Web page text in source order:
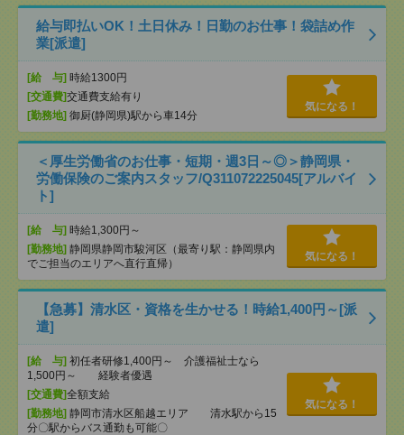
給与即払いOK！土日休み！日勤のお仕事！袋詰め作
業[派遣]
[給 与] 時給1300円
[交通費]交通費支給有り
[勤務地] 御厨(静岡県)駅から車14分
気になる！
＜厚生労働省のお仕事・短期・週3日～◎＞静岡県・
労働保険のご案内スタッフ/Q311072225045[アルバイ
ト]
[給 与] 時給1,300円～
[勤務地] 静岡県静岡市駿河区（最寄り駅：静岡県内
でご担当のエリアへ直行直帰）
気になる！
【急募】清水区・資格を生かせる！時給1,400円～[派
遣]
[給 与] 初任者研修1,400円～ 介護福祉士なら
1,500円～ 経験者優遇
[交通費]全額支給
[勤務地] 静岡市清水区船越エリア 清水駅から15
分〇駅からバス通勤も可能〇
気になる！